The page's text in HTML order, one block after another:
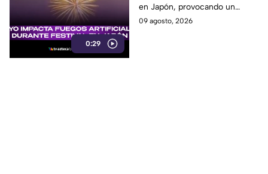
0:29
en Japón, provocando un
momento inesperado que
09 agosto, 2026